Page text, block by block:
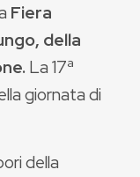
Fiera
della
La 17ª
giornata di
della